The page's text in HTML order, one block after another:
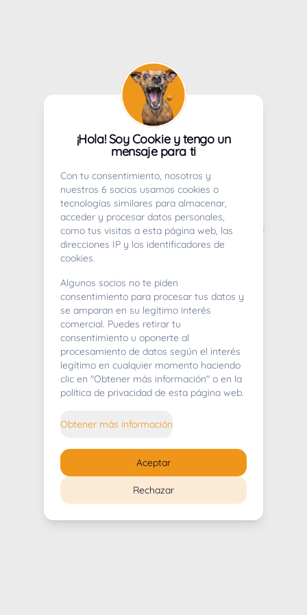
404
Whoops! Lo sentimos mucho.
¡Hola! Soy Cookie y tengo un
mensaje para ti
Con tu consentimiento, nosotros y
nuestros 6 socios usamos cookies o
tecnologías similares para almacenar,
acceder y procesar datos personales,
como tus visitas a esta página web, las
direcciones IP y los identificadores de
cookies.
Algunos socios no te piden
consentimiento para procesar tus datos y
se amparan en su legítimo interés
comercial. Puedes retirar tu
consentimiento u oponerte al
procesamiento de datos según el interés
legítimo en cualquier momento haciendo
clic en "Obtener más información" o en la
política de privacidad de esta página web.
Obtener más información
Rechazar
Aceptar